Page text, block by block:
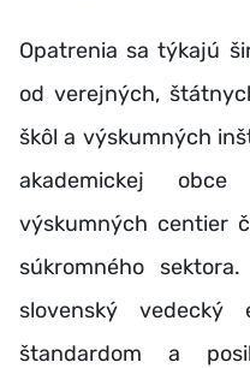
Opatrenia sa týkajú
od verejných,
škôl a výskumných
akademickej obce
výskumných centier
súkromného
slovenský vedecký
štandardom a